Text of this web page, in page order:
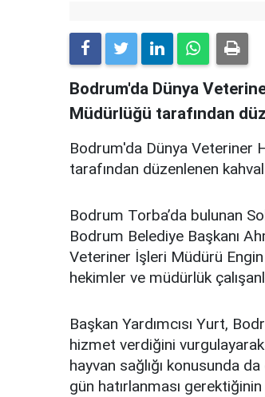
Bodrum'da Dünya
Müdürlüğü tarafından
Bodrum'da Dünya Veteriner
tarafından düzenlenen
Bodrum Torba’da bulunan
Bodrum Belediye Başkanı
Veteriner İşleri Müdürü
hekimler ve müdürlük
Başkan Yardımcısı Yurt,
hizmet verdiğini
hayvan sağlığı konusunda
gün hatırlanması gerektiğinin